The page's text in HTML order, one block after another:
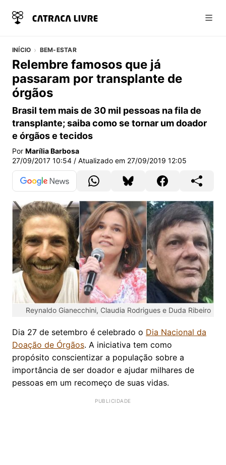
INÍCIO BEM-ESTAR
Relembre famosos que já
passaram por transplante de
órgãos
Brasil tem mais de 30 mil pessoas na fila de
transplante; saiba como se tornar um doador
e órgãos e tecidos
Por Marília Barbosa
27/09/2017 10:54 / Atualizado em 27/09/2019 12:05
Reynaldo Gianecchini, Claudia Rodrigues e Duda Ribeiro
Dia 27 de setembro é celebrado o Dia Nacional da
Doação de Órgãos. A iniciativa tem como
propósito conscientizar a população sobre a
importância de ser doador e ajudar milhares de
pessoas em um recomeço de suas vidas.